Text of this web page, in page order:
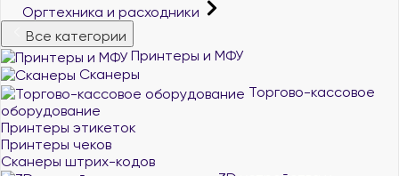
Оргтехника и расходники
Все категории
Принтеры и МФУ
Сканеры
Торгово-кассовое
оборудование
Принтеры этикеток
Принтеры чеков
Сканеры штрих-кодов